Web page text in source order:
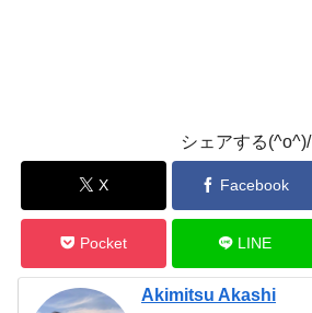
シェアする(^o^)/
X Facebook
Pocket LINE
Akimitsu Akashi